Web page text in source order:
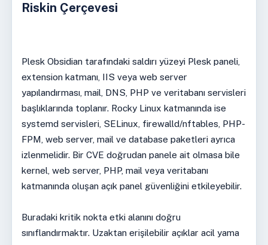
Riskin Çerçevesi
Plesk Obsidian tarafındaki saldırı yüzeyi Plesk paneli,
extension katmanı, IIS veya web server
yapılandırması, mail, DNS, PHP ve veritabanı servisleri
başlıklarında toplanır. Rocky Linux katmanında ise
systemd servisleri, SELinux, firewalld/nftables, PHP-
FPM, web server, mail ve database paketleri ayrıca
izlenmelidir. Bir CVE doğrudan panele ait olmasa bile
kernel, web server, PHP, mail veya veritabanı
katmanında oluşan açık panel güvenliğini etkileyebilir.
Buradaki kritik nokta etki alanını doğru
sınıflandırmaktır. Uzaktan erişilebilir açıklar acil yama